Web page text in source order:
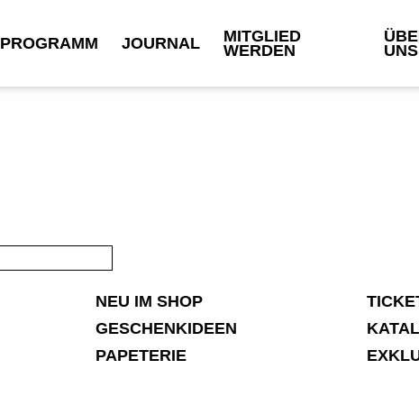
PROGRAMM JOURNAL
MITGLIED
WERDEN
UNS
NEU IM SHOP
GESCHENKIDEEN
PAPETERIE